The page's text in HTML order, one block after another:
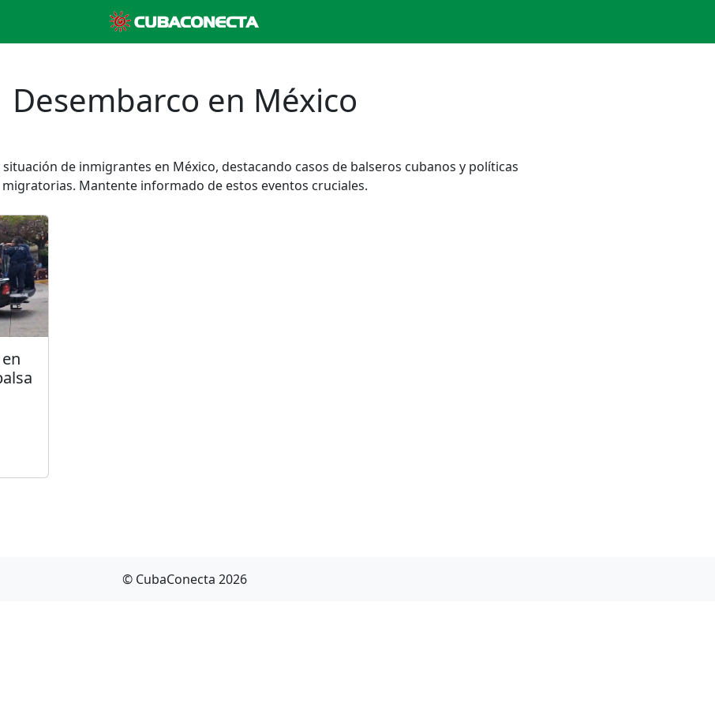
Desembarco en México
de inmigrantes en México, destacando casos de balseros cubanos y políticas
migratorias. Mantente informado de estos eventos cruciales.
© CubaConecta 2026